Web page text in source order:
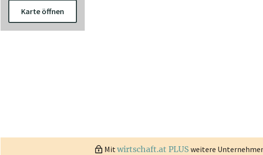
Karte öffnen
Mitwirtschaft.at PLUS weitere